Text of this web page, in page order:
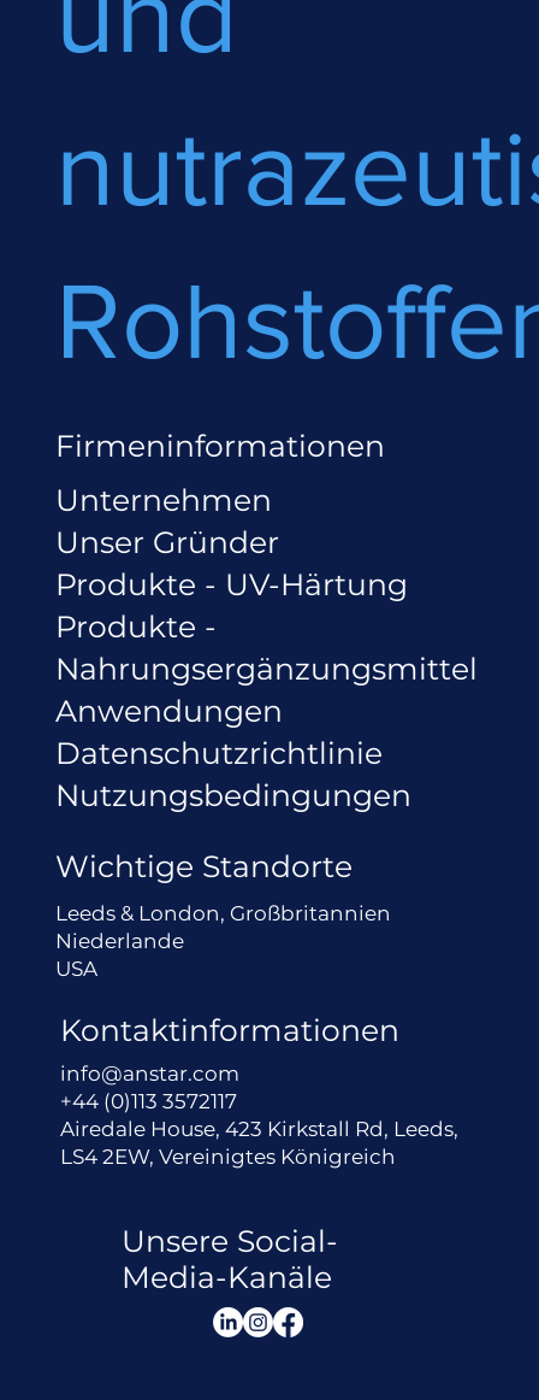
Firmeninformationen
Unternehmen
Unser Gründer
Produkte - UV-Härtung
Produkte -
Nahrungsergänzungsmittel
Anwendungen
Datenschutzrichtlinie
Nutzungsbedingungen
Wichtige Standorte
Leeds & London, Großbritannien
Niederlande
USA
Kontaktinformationen
info@anstar.com
+44 (0)113 3572117
Airedale House, 423 Kirkstall Rd, Leeds,
LS4 2EW, Vereinigtes Königreich
Unsere Social-
Media-Kanäle